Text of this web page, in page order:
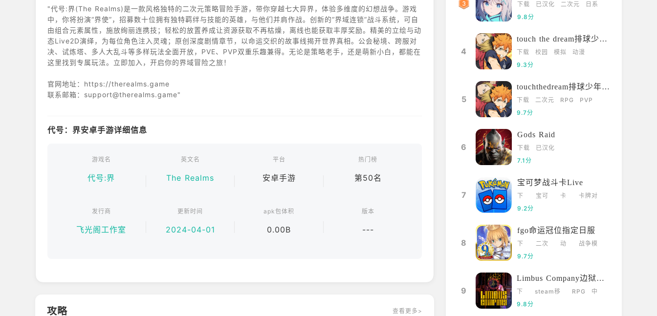
"代号:界(The Realms)是一款风格独特的二次元策略冒险手游，带你穿越七大异界，体验多维度的幻想战争。游戏
中，你将扮演“界使”，招募数十位拥有独特羁绊与技能的英雄，与他们并肩作战。创新的“界域连锁”战斗系统，可自
由组合元素属性，施放绚丽连携技；轻松的放置养成让资源获取不再枯燥，离线也能获取丰厚奖励。精美的立绘与动
态Live2D演绎，为每位角色注入灵魂；原创深度剧情章节，以命运交织的故事线揭开世界真相。公会秘境、跨服对
决、试炼塔、多人大乱斗等多样玩法全面开放，PVE、PVP双重乐趣兼得。无论是策略老手，还是萌新小白，都能在
这里找到专属玩法。立即加入，开启你的界域冒险之旅！
官网地址：https://therealms.game
联系邮箱：support@therealms.game"
代号：界安卓手游详细信息
游戏名
代号:界
英文名
The Realms
平台
安卓手游
热门榜
第50名
发行商
飞光阁工作室
更新时间
2024-04-01
apk包体积
0.00B
版本
---
攻略 查看更多>
下载 已汉化 二次元
日系
9.8分
4
touch the dream排球少年韩服
下载 校园 模拟
动漫
9.3分
5
touchthedream排球少年日服
下载 二次元 RPG
PVP
9.7分
6
Gods Raid
下载
已汉化
7.1分
7
宝可梦战斗卡Live
下
载
宝可
卡
卡牌对
9.2分
8
fgo命运冠位指定日服
下
载
二次
动
战争模
9.7分
9
Limbus Company边狱巴士
下
载
steam移
RPG
中
9.8分